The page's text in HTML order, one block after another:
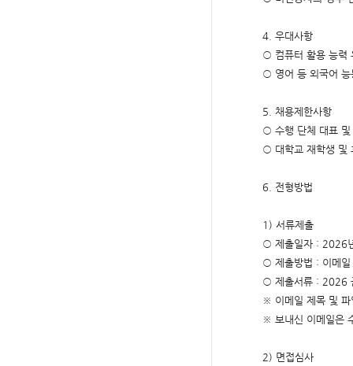
4. 우대사항
○ ​컴퓨터 활용 능력
○​ 영어 등 외국어 능
5. 채용제한사항
○ 수행 단체 대표 및
○ 대학교 재학생 및
6. 전형방법
1) 서류제출
○ 제출일자 : 2026
○ 제출방법 : 이메
○ 제출서류 : 2026
※ 이메일 제목 및 파
※​ 보내신 이메일은
2) 면접심사